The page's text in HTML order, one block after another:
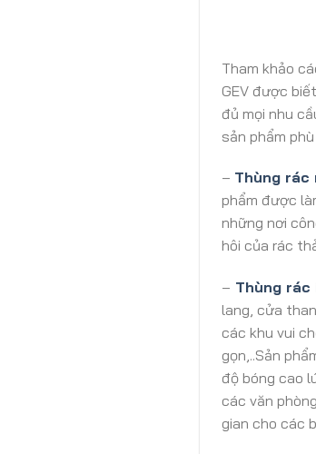
Tham khảo
GEV được
đủ mọi nhu
sản phẩm
– Thùng rác
phẩm được
những nơi
hôi của rác
– Thùng rác
lang, cửa
các khu vui
gọn,..Sản
độ bóng cao
các văn
gian cho các